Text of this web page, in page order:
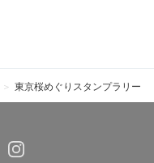
東京桜めぐりスタンプラリー